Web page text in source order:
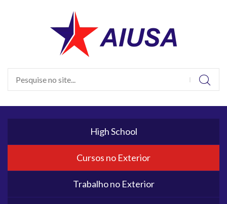
High School
Cursos no Exterior
Trabalho no Exterior